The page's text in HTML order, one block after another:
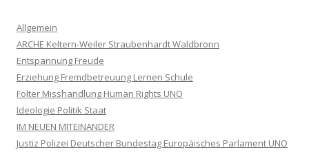
Allgemein
ARCHE Keltern-Weiler Straubenhardt Waldbronn
Entspannung Freude
Erziehung Fremdbetreuung Lernen Schule
Folter Misshandlung Human Rights UNO
Ideologie Politik Staat
IM NEUEN MITEINANDER
Justiz Polizei Deutscher Bundestag Europäisches Parlament UNO